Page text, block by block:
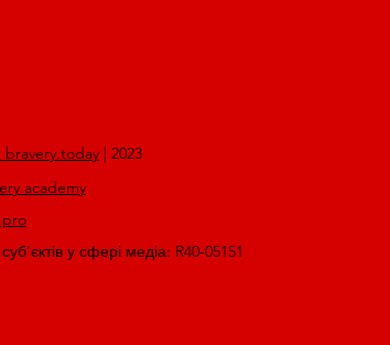
bravery.today| 2023
у сфері медіа: R40-05151